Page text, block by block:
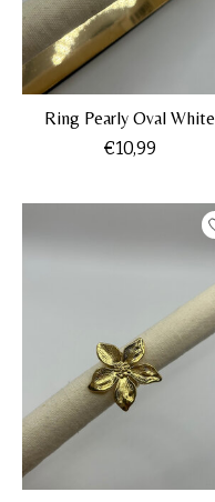
Ring Pearly Oval White
€10,99